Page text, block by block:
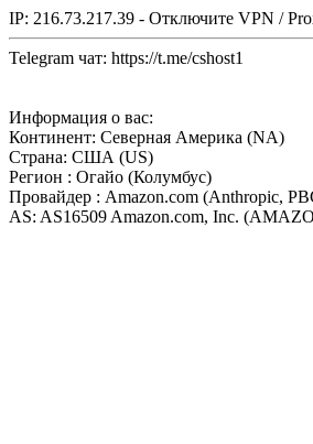
IP: 216.73.217.39 - Отключите VPN /
Telegram чат: https://t.me/cshost1
Информация о вас:
Континент: Северная Америка (NA)
Страна: США (US)
Регион : Огайо (Колумбус)
Провайдер : Amazon.com (Anthropic,
AS: AS16509 Amazon.com, Inc.